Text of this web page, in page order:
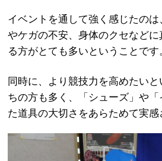
イベントを通して強く感じたの
やケガの不安、身体のクセなど
る方がとても多いということです
同時に、より競技力を高めたい
ちの方も多く、「シューズ」や
た道具の大切さをあらためて実感